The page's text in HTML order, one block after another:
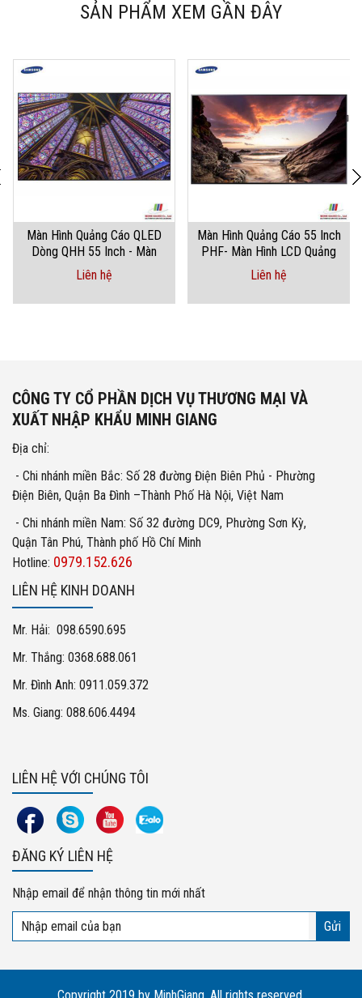
SẢN PHẨM XEM GẦN ĐÂY
Màn Hình Quảng Cáo QLED
Dòng QHH 55 Inch - Màn
Hình Quảng Cáo
Liên hệ
Màn Hình Quảng Cáo 55 Inch
PHF- Màn Hình LCD Quảng
Cáo
Liên hệ
CÔNG TY CỔ PHẦN DỊCH VỤ THƯƠNG MẠI VÀ
XUẤT NHẬP KHẨU MINH GIANG
Địa chỉ:
- Chi nhánh miền Bắc: Số 28 đường Điện Biên Phủ - Phường
Điện Biên, Quận Ba Đình –Thành Phố Hà Nội, Việt Nam
- Chi nhánh miền Nam: Số 32 đường DC9, Phường Sơn Kỳ,
Quận Tân Phú, Thành phố Hồ Chí Minh
Hotline: 0979.152.626
LIÊN HỆ KINH DOANH
Mr. Hải: 098.6590.695
Mr. Thắng: 0368.688.061
Mr. Đình Anh: 0911.059.372
Ms. Giang: 088.606.4494
LIÊN HỆ VỚI CHÚNG TÔI
ĐĂNG KÝ LIÊN HỆ
Nhập email để nhận thông tin mới nhất